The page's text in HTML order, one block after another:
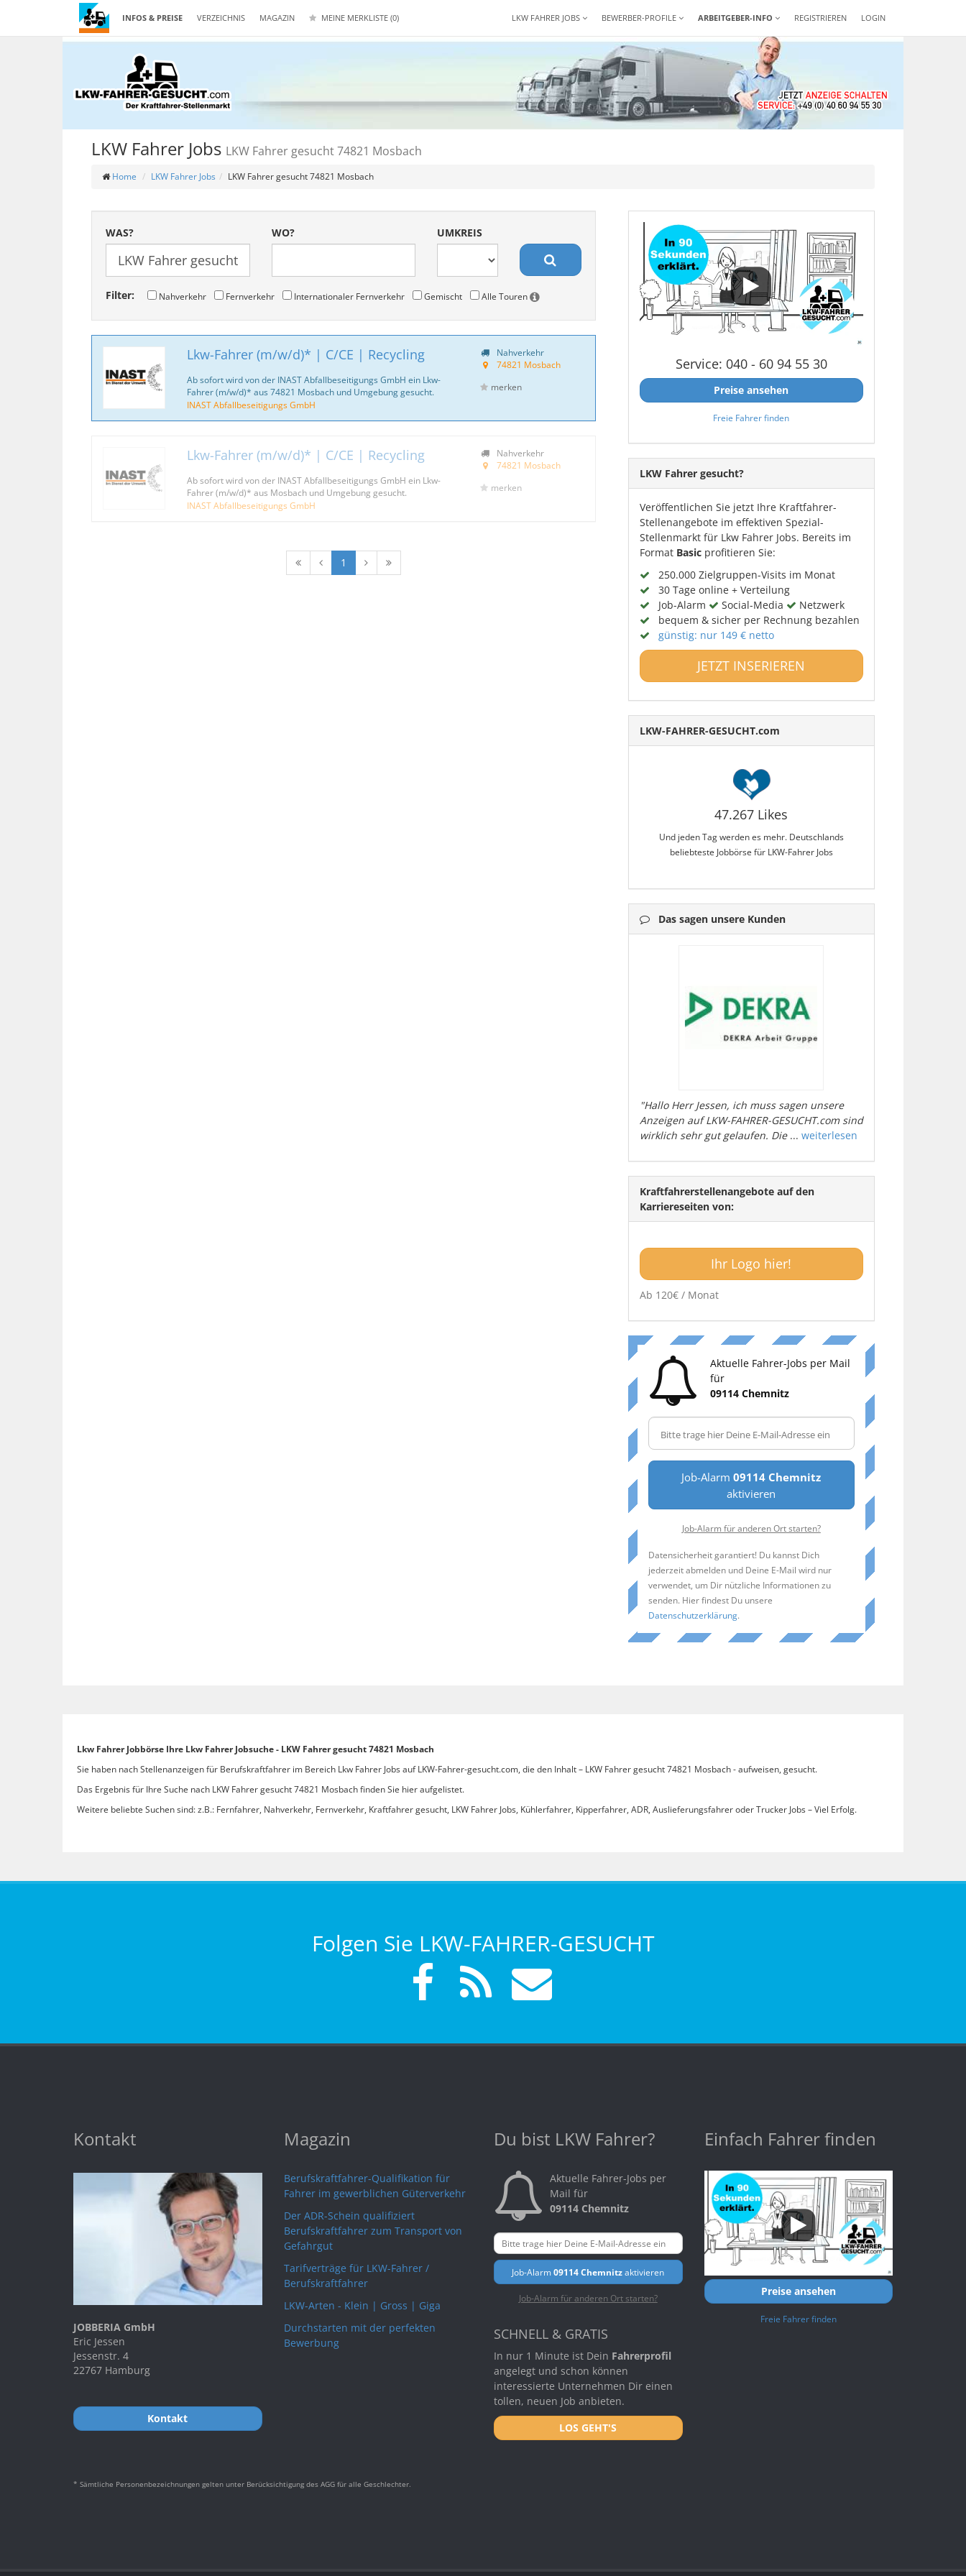
INFOS & PREISE VERZEICHNIS MAGAZIN MEINE MERKLISTE (0) REGISTRIEREN LOGIN
LKW FAHRER JOBS BEWERBER-PROFILE ARBEITGEBER-INFO
LKW Fahrer Jobs LKW Fahrer gesucht 74821 Mosbach
Home LKW Fahrer Jobs LKW Fahrer gesucht 74821 Mosbach
WAS? WO? UMKREIS
Filter: Nahverkehr Fernverkehr Internationaler Fernverkehr Gemischt Alle Touren
Lkw-Fahrer (m/w/d)* | C/CE | Recycling
Ab sofort wird von der INAST Abfallbeseitigungs GmbH ein Lkw-
Fahrer (m/w/d)* aus 74821 Mosbach und Umgebung gesucht.
INAST Abfallbeseitigungs GmbH
Nahverkehr
74821 Mosbach
merken
Lkw-Fahrer (m/w/d)* | C/CE | Recycling
Ab sofort wird von der INAST Abfallbeseitigungs GmbH ein Lkw-
Fahrer (m/w/d)* aus Mosbach und Umgebung gesucht.
INAST Abfallbeseitigungs GmbH
Nahverkehr
74821 Mosbach
merken
1
Service: 040 - 60 94 55 30
Preise ansehen
Freie Fahrer finden
LKW Fahrer gesucht?
Veröffentlichen Sie jetzt Ihre Kraftfahrer-
Stellenangebote im effektiven Spezial-
Stellenmarkt für Lkw Fahrer Jobs. Bereits im
Format Basicprofitieren Sie:
250.000 Zielgruppen-Visits im Monat
30 Tage online + Verteilung
Job-Alarm
Social-Media
Netzwerk
bequem & sicher per Rechnung bezahlen
günstig: nur 149 € netto
JETZT INSERIEREN
LKW-FAHRER-GESUCHT.com
47.267 Likes
Und jeden Tag werden es mehr. Deutschlands
beliebteste Jobbörse für LKW-Fahrer Jobs
Das sagen unsere Kunden
"Hallo Herr Jessen, ich muss sagen unsere
Anzeigen auf LKW-FAHRER-GESUCHT.com sind
wirklich sehr gut gelaufen. Die... weiterlesen
Kraftfahrerstellenangebote auf den
Karriereseiten von:
Ihr Logo hier!
Ab 120€ / Monat
Aktuelle Fahrer-Jobs per Mail
für
09114 Chemnitz
Job-Alarm09114 Chemnitz
aktivieren
Job-Alarm für anderen Ort starten?
Datensicherheit garantiert! Du kannst Dich
jederzeit abmelden und Deine E-Mail wird nur
verwendet, um Dir nützliche Informationen zu
senden. Hier findest Du unsere
Datenschutzerklärung.
Lkw Fahrer Jobbörse Ihre Lkw Fahrer Jobsuche - LKW Fahrer gesucht 74821 Mosbach
Sie haben nach Stellenanzeigen für Berufskraftfahrer im Bereich Lkw Fahrer Jobs auf LKW-Fahrer-gesucht.com, die den Inhalt – LKW Fahrer gesucht 74821 Mosbach - aufweisen, gesucht.
Das Ergebnis für Ihre Suche nach LKW Fahrer gesucht 74821 Mosbach finden Sie hier aufgelistet.
Weitere beliebte Suchen sind: z.B.: Fernfahrer, Nahverkehr, Fernverkehr, Kraftfahrer gesucht, LKW Fahrer Jobs, Kühlerfahrer, Kipperfahrer, ADR, Auslieferungsfahrer oder Trucker Jobs – Viel Erfolg.
Folgen Sie LKW-FAHRER-GESUCHT
Kontakt
JOBBERIA GmbH
Eric Jessen
Jessenstr. 4
22767 Hamburg
Kontakt
Magazin
Berufskraftfahrer-Qualifikation für
Fahrer im gewerblichen Güterverkehr
Der ADR-Schein qualifiziert
Berufskraftfahrer zum Transport von
Gefahrgut
Tarifverträge für LKW-Fahrer /
Berufskraftfahrer
LKW-Arten - Klein | Gross | Giga
Durchstarten mit der perfekten
Bewerbung
Du bist LKW Fahrer?
Aktuelle Fahrer-Jobs per
Mail für
09114 Chemnitz
Job-Alarm09114 Chemnitzaktivieren
Job-Alarm für anderen Ort starten?
SCHNELL & GRATIS
In nur 1 Minute ist Dein Fahrerprofil
angelegt und schon können
interessierte Unternehmen Dir einen
tollen, neuen Job anbieten.
LOS GEHT'S
Einfach Fahrer finden
Preise ansehen
Freie Fahrer finden
* Sämtliche Personenbezeichnungen gelten unter Berücksichtigung des AGG für alle Geschlechter.